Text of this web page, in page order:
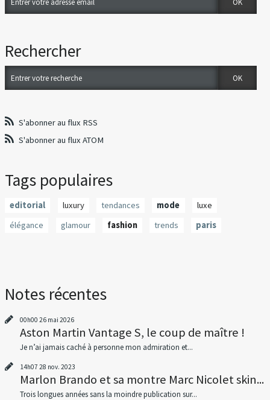
Rechercher
S'abonner au flux RSS
S'abonner au flux ATOM
Tags populaires
editorial luxury tendances mode
luxe
élégance
glamour fashion trends paris
Notes récentes
00h00 26 mai 2026
Aston Martin Vantage S, le coup de maître !
Je n’ai jamais caché à personne mon admiration et...
14h07 28 nov. 2023
Marlon Brando et sa montre Marc Nicolet skin...
Trois longues années sans la moindre publication sur...